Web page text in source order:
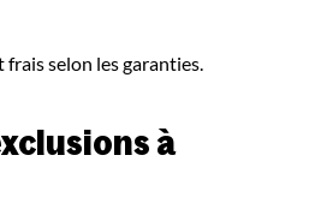
frais selon les garanties.
à